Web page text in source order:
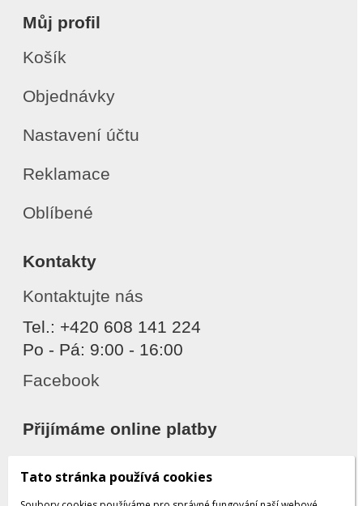
Můj profil
Košík
Objednávky
Nastavení účtu
Reklamace
Oblíbené
Kontakty
Kontaktujte nás
Tel.: +420 608 141 224
Po - Pá: 9:00 - 16:00
Facebook
Přijímáme online platby
Tato stránka používá cookies